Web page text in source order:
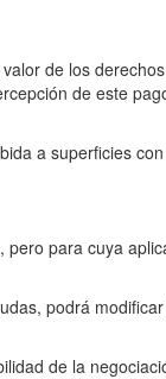
de los
de este
a superficies
para cuya
podrá
de la